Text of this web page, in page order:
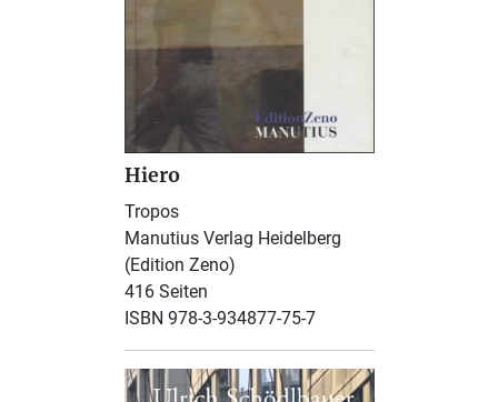
Hiero
Tropos
Manutius Verlag Heidelberg
(Edition Zeno)
416 Seiten
ISBN 978-3-934877-75-7